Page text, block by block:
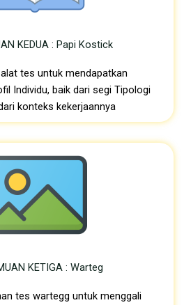
KEDUA : Papi Kostick
tes untuk mendapatkan
Individu, baik dari segi Tipologi
konteks kekerjaannya
KETIGA : Warteg
tes wartegg untuk menggali